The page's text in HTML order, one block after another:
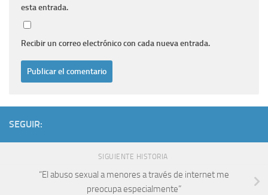
esta entrada.
Recibir un correo electrónico con cada nueva entrada.
SEGUIR:
SIGUIENTE HISTORIA
“El abuso sexual a menores a través de internet me
preocupa especialmente”